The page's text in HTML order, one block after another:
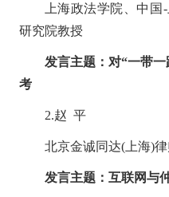
上海政法学院、中国 -
研究院教授
发言主题：对“一带
考
2.赵 平
北京金诚同达(上海)
发言主题：互联网与